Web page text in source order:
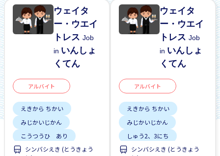
ウェイタ
ー・ウエイ
トレスJob
in いんしょ
くてん
アルバイト
えきから ちかい
みじかいじかん
こうつうひ あり
しゅう2、3にち
シンバシえき (とうきょう
ウェイタ
ー・ウエイ
トレスJob
in いんしょ
くてん
アルバイト
えきから ちかい
みじかいじかん
しゅう2、3にち
はじめて OK
シンバシえき (とうきょう